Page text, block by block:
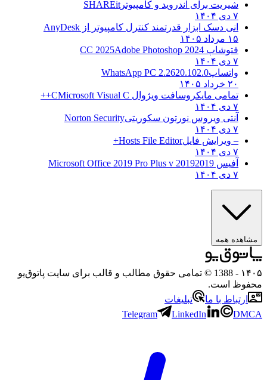
شیریت برای اندروید و کامپیوترSHAREit
انی دسک ابزار قدرتمند کنترل کامپیوتر ازAnyDesk
فتوشاپ CC 2025Adobe Photoshop 2024
واتساپWhatsApp PC 2.2620.102.0
تمامی مایکروسافت ویژوال CMicrosoft Visual C++
آنتی ویروس نورتون سکوریتیNorton Security
– ویرایش فایلHosts File Editor+
آفیس 2019
2019 Microsoft Office 2019 Pro Plus v
همه
- 1388 © تمامی حقوق مطالب و قالب برای سایت پاتوق‌یو
است.
با ما
تبلیغات
Telegram
LinkedIn